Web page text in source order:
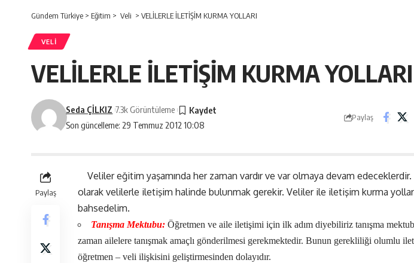
Gündem Türkiye > Eğitim > Veli > VELİLERLE İLETİŞİM KURMA YOLLARI
VELI
VELİLERLE İLETİŞİM KURMA YOLLARI
Son güncelleme: 29 Temmuz 2012 10:08
Seda ÇİLKIZ 7.3k Görüntüleme
Paylaş
Paylaş
Veliler eğitim yaşamında her zaman vardır ve var olmaya devam
olarak velilerle iletişim halinde bulunmak gerekir. Veliler ile iletişim kurma
bahsedelim.
Tanışma Mektubu: Öğretmen ve aile iletişimi için ilk adım diyebiliriz tanışma
zaman ailelere tanışmak amaçlı gönderilmesi gerekmektedir. Bunun gerekliliği olumlu
öğretmen – veli ilişkisini geliştirmesinden dolayıdır.